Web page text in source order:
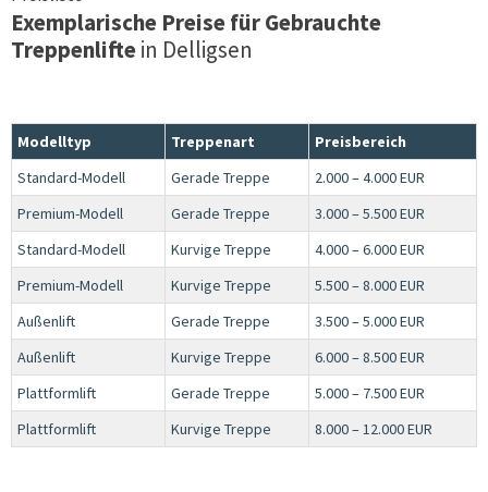
Exemplarische Preise für Gebrauchte
Treppenliftein Delligsen
Modelltyp Treppenart
Preisbereich
Standard-Modell
Gerade Treppe
2.000 – 4.000 EUR
Premium-Modell
Gerade Treppe
3.000 – 5.500 EUR
Standard-Modell
Kurvige Treppe
4.000 – 6.000 EUR
Premium-Modell
Kurvige Treppe
5.500 – 8.000 EUR
Außenlift
Gerade Treppe
3.500 – 5.000 EUR
Außenlift
Kurvige Treppe
6.000 – 8.500 EUR
Plattformlift
Gerade Treppe
5.000 – 7.500 EUR
Plattformlift
Kurvige Treppe 8.000 – 12.000 EUR